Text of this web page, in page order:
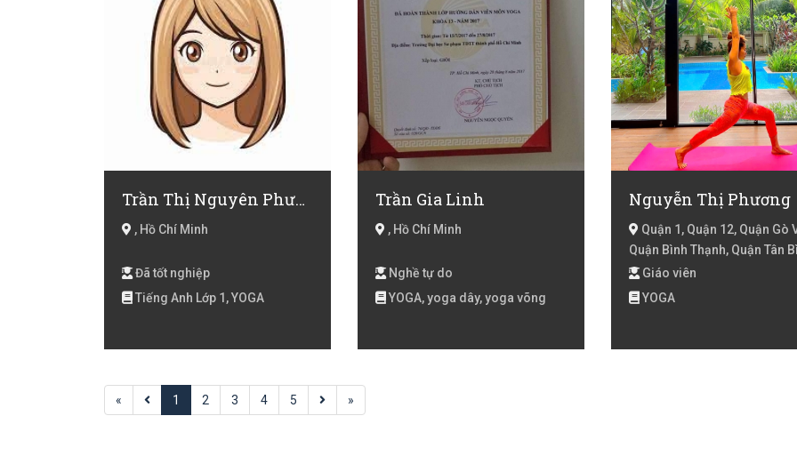
Trần Thị Nguyên Phương
, Hồ Chí Minh
Đã tốt nghiệp
Tiếng Anh Lớp 1, YOGA
Trần Gia Linh
, Hồ Chí Minh
Nghề tự do
YOGA, yoga dây, yoga võng
Nguyễn Thị Phương
Quận 1, Quận 12, Quận Gò
Quận Bình Thạnh, Quận Tân
Quận Tân Phú, Quận Phú
Quận 3, Quận 10, Quận 6, Quận
Giáo viên
YOGA
« 1 2 3 4 5 »